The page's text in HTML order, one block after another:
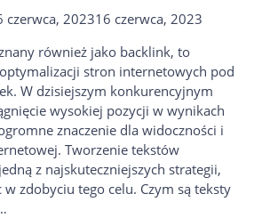
czerwca, 202316 czerwca, 2023
również jako backlink, to
stron internetowych pod
W dzisiejszym konkurencyjnym
wysokiej pozycji w wynikach
znaczenie dla widoczności i
Tworzenie tekstów
z najskuteczniejszych strategii,
zdobyciu tego celu. Czym są teksty